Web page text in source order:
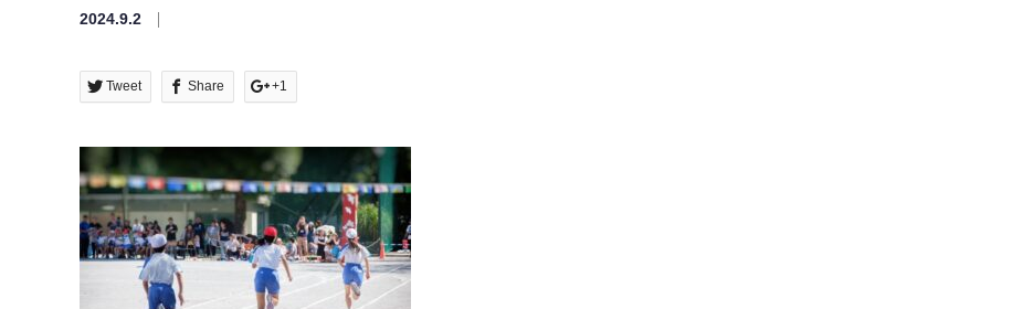
2024.9.2
Tweet Share +1